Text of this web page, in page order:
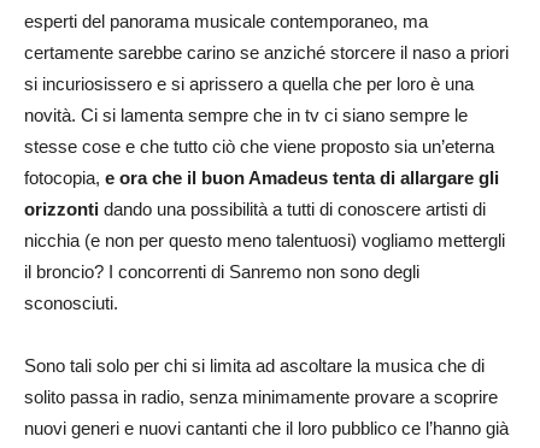
esperti del panorama musicale contemporaneo, ma
certamente sarebbe carino se anziché storcere il naso a priori
si incuriosissero e si aprissero a quella che per loro è una
novità. Ci si lamenta sempre che in tv ci siano sempre le
stesse cose e che tutto ciò che viene proposto sia un’eterna
fotocopia, e ora che il buon Amadeus tenta di allargare gli
orizzonti dando una possibilità a tutti di conoscere artisti di
nicchia (e non per questo meno talentuosi) vogliamo mettergli
il broncio? I concorrenti di Sanremo non sono degli
sconosciuti.
Sono tali solo per chi si limita ad ascoltare la musica che di
solito passa in radio, senza minimamente provare a scoprire
nuovi generi e nuovi cantanti che il loro pubblico ce l’hanno già